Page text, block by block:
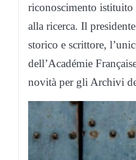
riconoscimento
alla ricerca. Il presidente
storico e scrittore,
dell’Académie
novità per gli Archivi